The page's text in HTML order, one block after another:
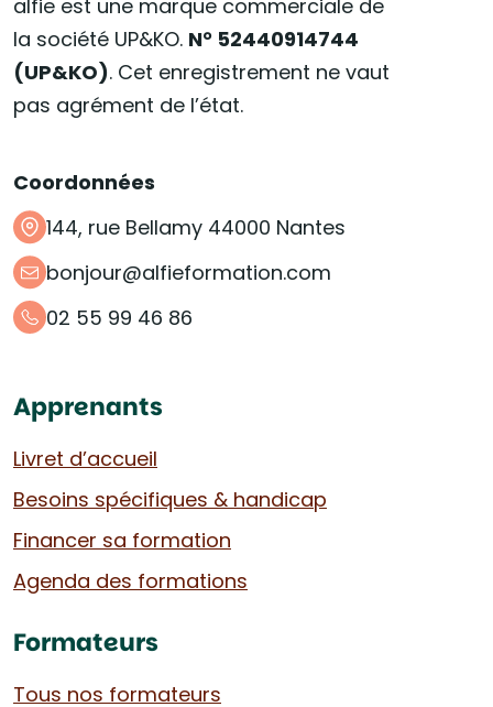
alfie est une marque commerciale de
la société UP&KO. N° 52440914744
(UP&KO). Cet enregistrement ne vaut
pas agrément de l’état.
Coordonnées
144, rue Bellamy 44000 Nantes
bonjour@alfieformation.com
02 55 99 46 86
Apprenants
Livret d’accueil
Besoins spécifiques & handicap
Financer sa formation
Agenda des formations
Formateurs
Tous nos formateurs